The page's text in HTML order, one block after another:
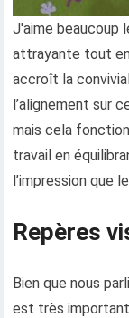
J'aime beaucoup
attrayante tout
accroît la
l’alignement sur
mais cela
travail en
l’impression que
Repères
Bien que nous
est très important